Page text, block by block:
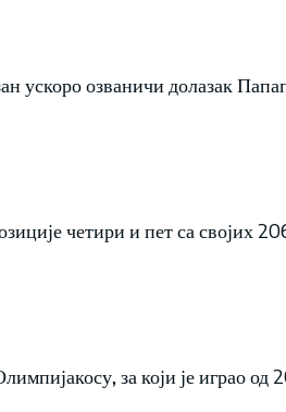
ускоро озваничи долазак
четири и пет са својих
за који је играо од